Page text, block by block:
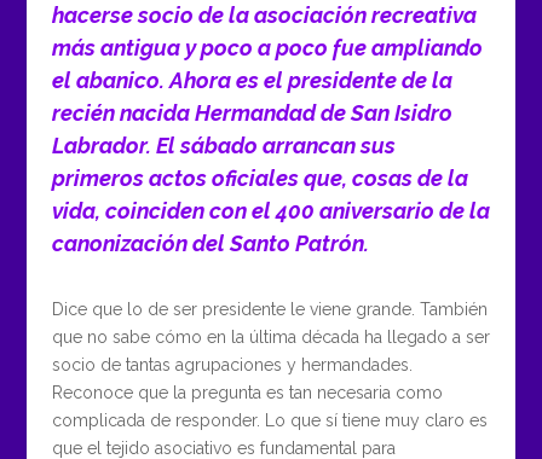
hacerse socio de la asociación recreativa
más antigua y poco a poco fue ampliando
el abanico. Ahora es el presidente de la
recién nacida Hermandad de San Isidro
Labrador. El sábado arrancan sus
primeros actos oficiales que, cosas de la
vida, coinciden con el 400 aniversario de la
canonización del Santo Patrón.
Dice que lo de ser presidente le viene grande. También
que no sabe cómo en la última década ha llegado a ser
socio de tantas agrupaciones y hermandades.
Reconoce que la pregunta es tan necesaria como
complicada de responder. Lo que sí tiene muy claro es
que el tejido asociativo es fundamental para